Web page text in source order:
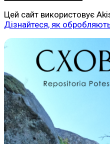
Цей сайт використовує
Дізнайтеся, як